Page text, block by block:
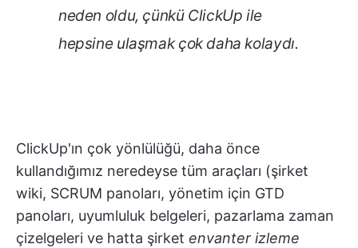
neden oldu, çünkü ClickUp ile
hepsine ulaşmak çok daha kolaydı.
ClickUp'ın çok yönlülüğü, daha önce
kullandığımız neredeyse tüm araçları (şirket
wiki, SCRUM panoları, yönetim için GTD
panoları, uyumluluk belgeleri, pazarlama zaman
çizelgeleri ve hatta şirket envanter izleme